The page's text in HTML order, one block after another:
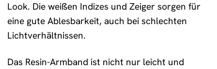
Look. Die weißen Indizes und Zeiger sorgen für
eine gute Ablesbarkeit, auch bei schlechten
Lichtverhältnissen.
Das Resin-Armband ist nicht nur leicht und